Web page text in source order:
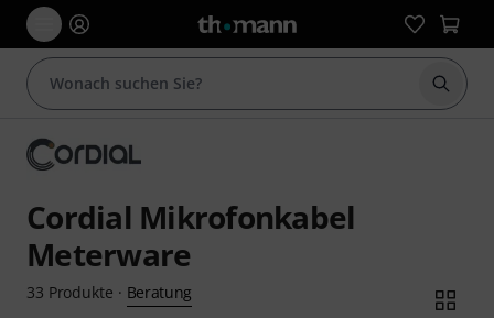
Suche
Cordial Mikrofonkabel
Meterware
33 Produkte · Beratung